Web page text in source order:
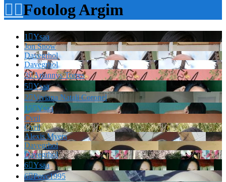
Fotolog Argim
1 Ysaa
Jon Snow
Davegrhol
Davegrhol
3Ariannys Torres
5Ysaa
2Viviana Natali Coronel
15Ysaa
Cvril
Cvril
Alexis Myers
Davegrhol
Davegrhol
6Ysaa
6Povc1995